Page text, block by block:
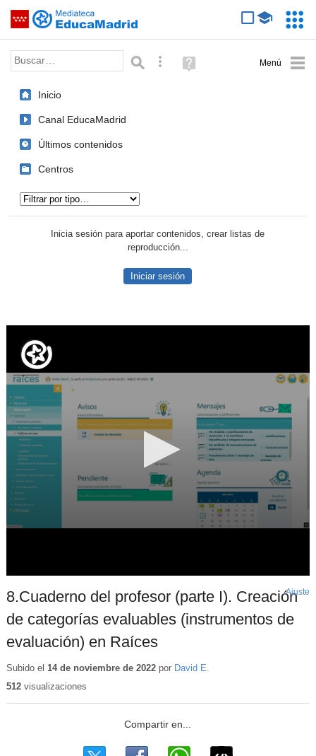
Saltar navegación
Palabra o frase: Búsqueda avanzada
Ayuda
(en
Inicio
Canal EducaMadrid
Últimos contenidos
Centros
Inicia sesión para aportar contenidos, crear listas de
reproducción...
Iniciar sesión
8.Cuaderno del profesor (parte I). Creación
de categorías evaluables (instrumentos de
evaluación) en Raíces
Ajuste
Subido el 14 de noviembre de 2022por David E.
512visualizaciones